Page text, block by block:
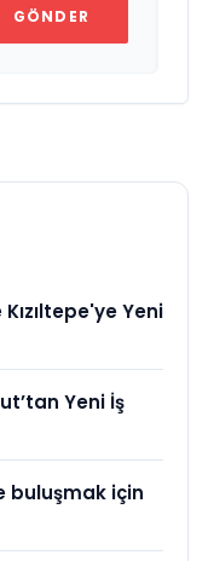
GÖNDER
Yeni
Yeni İş
buluşmak için